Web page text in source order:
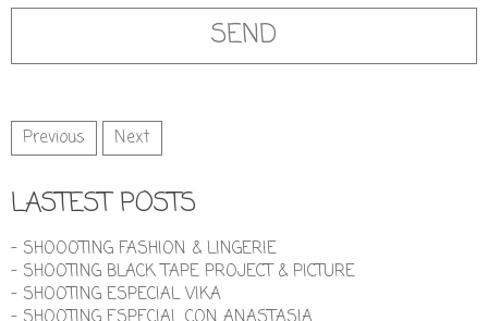
Previous Next
LASTEST POSTS
- SHOOOTING FASHION & LINGERIE
- SHOOTING BLACK TAPE PROJECT & PICTURE
- SHOOTING ESPECIAL VIKA